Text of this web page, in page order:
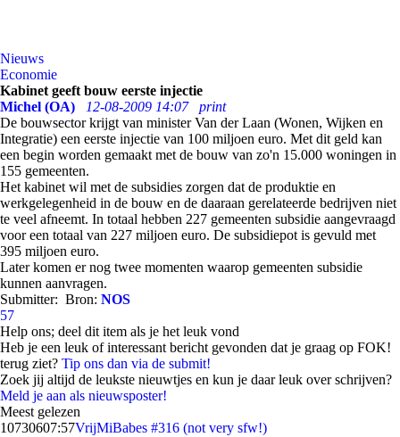
Nieuws
Economie
Kabinet geeft bouw eerste injectie
Michel (OA)
12-08-2009 14:07
print
De bouwsector krijgt van minister Van der Laan (Wonen, Wijken en
Integratie) een eerste injectie van 100 miljoen euro. Met dit geld kan
een begin worden gemaakt met de bouw van zo'n 15.000 woningen in
155 gemeenten.
Het kabinet wil met de subsidies zorgen dat de produktie en
werkgelegenheid in de bouw en de daaraan gerelateerde bedrijven niet
te veel afneemt. In totaal hebben 227 gemeenten subsidie aangevraagd
voor een totaal van 227 miljoen euro. De subsidiepot is gevuld met
395 miljoen euro.
Later komen er nog twee momenten waarop gemeenten subsidie
kunnen aanvragen.
Submitter: Bron: NOS
57
Help ons; deel dit item als je het leuk vond
Heb je een leuk of interessant bericht gevonden dat je graag op FOK!
terug ziet? Tip ons dan via de submit!
Zoek jij altijd de leukste nieuwtjes en kun je daar leuk over schrijven?
Meld je aan als nieuwsposter!
Meest gelezen
10730607:57VrijMiBabes #316 (not very sfw!)